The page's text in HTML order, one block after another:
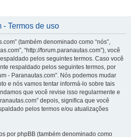
- Termos de uso
(também denominado como “nós”,
“http://forum.paranautas.com”), você
pelos seguintes termos. Caso você
respaldado pelos seguintes termos, por
- Paranautas.com”. Nós podemos mudar
e nós vamos tentar informá-lo sobre tais
que você revise isso regularmente e
depois, significa que você
pelos termos e/ou atualizações
por phpBB (também denominado como